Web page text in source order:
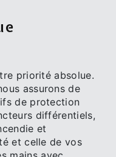
priorité absolue.
assurons de
de protection
différentiels,
et
et celle de vos